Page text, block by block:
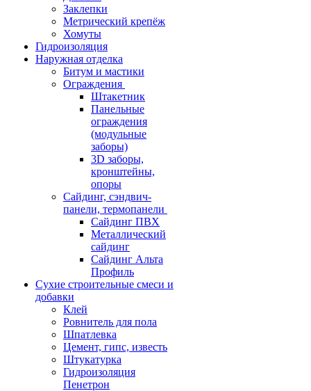
Заклепки
Метрический крепёж
Хомуты
Гидроизоляция
Наружная отделка
Битум и мастики
Ограждения
Штакетник
Панельные
ограждения
(модульные
заборы)
3D заборы,
кронштейны,
опоры
Cайдинг, сэндвич-
панели, термопанели
Сайдинг ПВХ
Металлический
сайдинг
Сайдинг Альта
Профиль
Сухие строительные смеси и
добавки
Клей
Ровнитель для пола
Шпатлевка
Цемент, гипс, известь
Штукатурка
Гидроизоляция
Пенетрон